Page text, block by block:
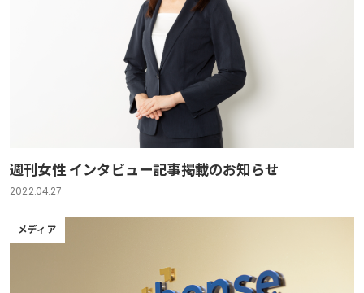
週刊女性 インタビュー記事掲載のお知らせ
2022.04.27
メディア